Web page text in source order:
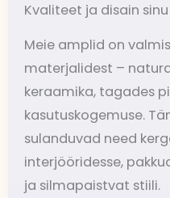
Kvaliteet ja disain
Meie amplid on
materjalidest –
keraamika, tagades
kasutuskogemuse.
sulanduvad need
interjööridesse,
ja silmapaistvat stiili.